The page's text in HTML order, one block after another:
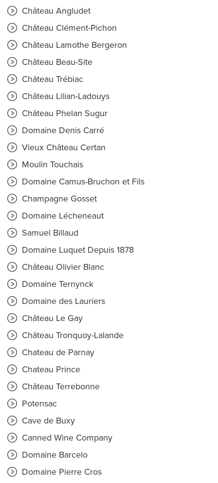
Château Angludet
Château Clément-Pichon
Château Lamothe Bergeron
Château Beau-Site
Château Trébiac
Château Lilian-Ladouys
Château Phelan Sugur
Domaine Denis Carré
Vieux Château Certan
Moulin Touchais
Domaine Camus-Bruchon et Fils
Champagne Gosset
Domaine Lécheneaut
Samuel Billaud
Domaine Luquet Depuis 1878
Château Olivier Blanc
Domaine Ternynck
Domaine des Lauriers
Château Le Gay
Château Tronquoy-Lalande
Chateau de Parnay
Chateau Prince
Château Terrebonne
Potensac
Cave de Buxy
Canned Wine Company
Domaine Barcelo
Domaine Pierre Cros